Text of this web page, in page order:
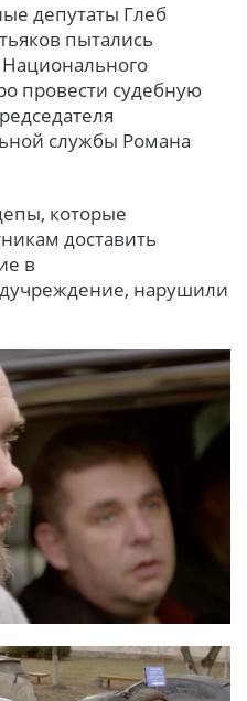
депутаты Глеб
пытались
провести судебную
службы Романа
которые
доставить
в
нарушили